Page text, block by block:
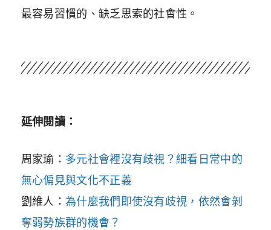
最容易習慣的、缺乏思索的社會性。
延伸閱讀：
周家瑜： 多元社會裡沒有歧視？細看日常中的
無心偏見與文化不正義
劉維人：為什麼我們即使沒有歧視，依然會剝
奪弱勢族群的機會？